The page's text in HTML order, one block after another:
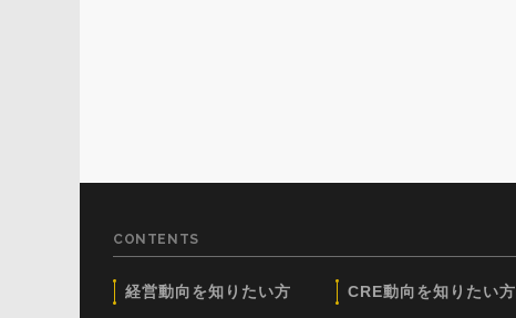
CONTENTS
経営動向を知りたい方 CRE動向を知りたい方